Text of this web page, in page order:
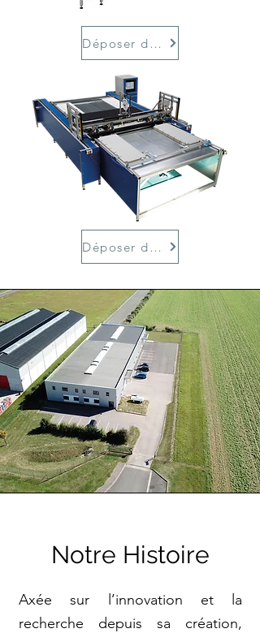
Déposer de la colle
Déposer du double face
Notre Histoire
Axée sur l’innovation et la
recherche depuis sa création,